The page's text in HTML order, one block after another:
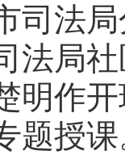
司法
法局
明作
题授